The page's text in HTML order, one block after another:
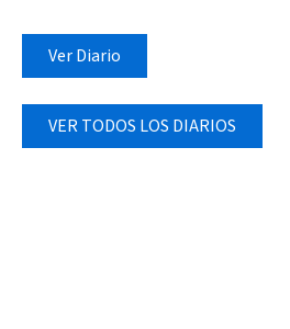
Ver Diario
VER TODOS LOS DIARIOS